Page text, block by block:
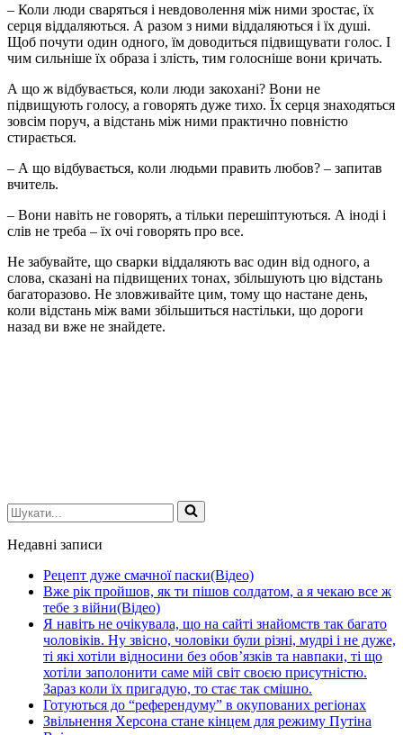
– Коли люди сваряться і невдоволення між ними зростає, їх
сeрця віддаляються. А разом з ними віддаляються і їх душі.
Щоб почути один одного, їм доводиться підвищувати голос. І
чим сильніше їх образа і злість, тим голосніше вони кричать.
А що ж відбувається, коли люди закохані? Вони не
підвищують голосу, а говорять дуже тихо. Їх серця знаходяться
зовсім поруч, а відстань між ними практично повністю
стирається.
– А що відбувається, коли людьми править любов? – запитав
вчитель.
– Вони навіть не говорять, а тільки перешіптуються. А іноді і
слів не треба – їх очі говорять про все.
Не забувайте, що сварки віддаляють вас один від одного, а
слова, сказані на підвищених тонах, збільшують цю відстань
багаторазово. Не зловживайте цим, тому що настане день,
коли відстань між вами збільшиться настільки, що дороги
назад ви вже не знайдете.
Шукати...
Недавні записи
Рецепт дуже смачної паски(Відео)
Вже рік пройшов, як ти пішов солдатом, а я чекаю все ж
тебе з війни(Відео)
Я навіть не очікувала, що на сайті знайомств так багато
чоловіків. Ну звісно, чоловіки були різні, мудрі і не дуже,
ті які хотіли відносини без обов’язків та навпаки, ті що
хотіли заполонити саме мій світ своєю присутністю.
Зараз коли їх пригадую, то стає так смішно.
Готуються до “референдуму” в окупованих регіонах
Звільнення Херсона стане кінцем для режиму Путіна